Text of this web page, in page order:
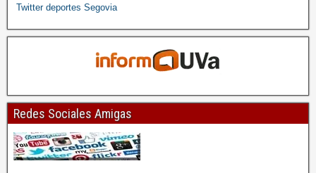
Twitter deportes Segovia
Redes Sociales Amigas